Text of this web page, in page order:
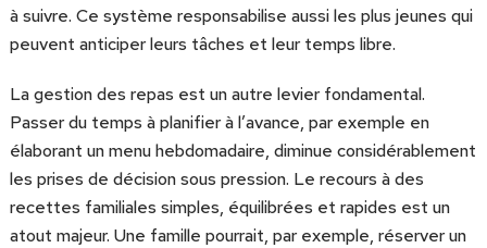
à suivre. Ce système responsabilise aussi les plus jeunes qui
peuvent anticiper leurs tâches et leur temps libre.
La gestion des repas est un autre levier fondamental.
Passer du temps à planifier à l’avance, par exemple en
élaborant un menu hebdomadaire, diminue considérablement
les prises de décision sous pression. Le recours à des
recettes familiales simples, équilibrées et rapides est un
atout majeur. Une famille pourrait, par exemple, réserver un